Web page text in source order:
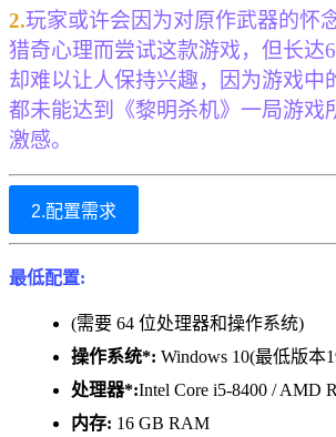
2.玩家或许会因为对原作武器的怀
猎奇心理而尝试这款游戏，但长达
却难以让人保持兴趣，因为游戏中
都未能达到《黎明杀机》一局游戏
激感。
2.配置需求
最低配置:
(需要 64 位处理器和操作系统)
操作系统*: Windows 10(最低版本
处理器*:Intel Core i5-8400 / AMD
内存: 16 GB RAM